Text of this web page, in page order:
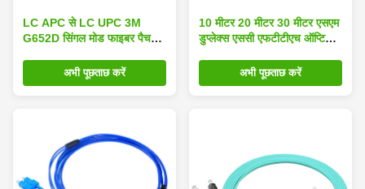
LC APC से LC UPC 3M
G652D सिंगल मोड फाइबर पैच
अभी पूछताछ करें
10 मीटर 20 मीटर 30 मीटर एसएम
डुप्लेक्स एससी एफटीटीएच ऑप्टिकल
अभी पूछताछ करें